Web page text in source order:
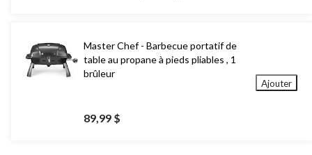
Master Chef - Barbecue portatif de
table au propane à pieds pliables , 1
brûleur
89,99 $
Ajouter